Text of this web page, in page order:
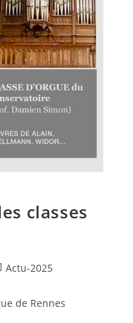
classes
Actu-2025
de Rennes